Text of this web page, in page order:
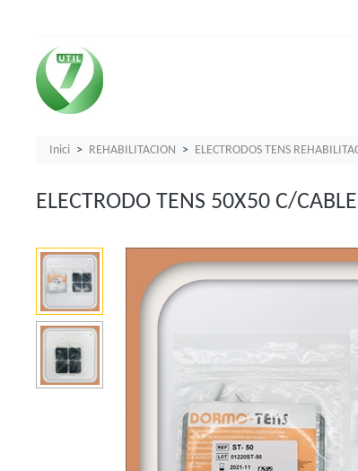
Inici REHABILITACION ELECTRODOS TENS
ELECTRODO TENS 50X50 C/